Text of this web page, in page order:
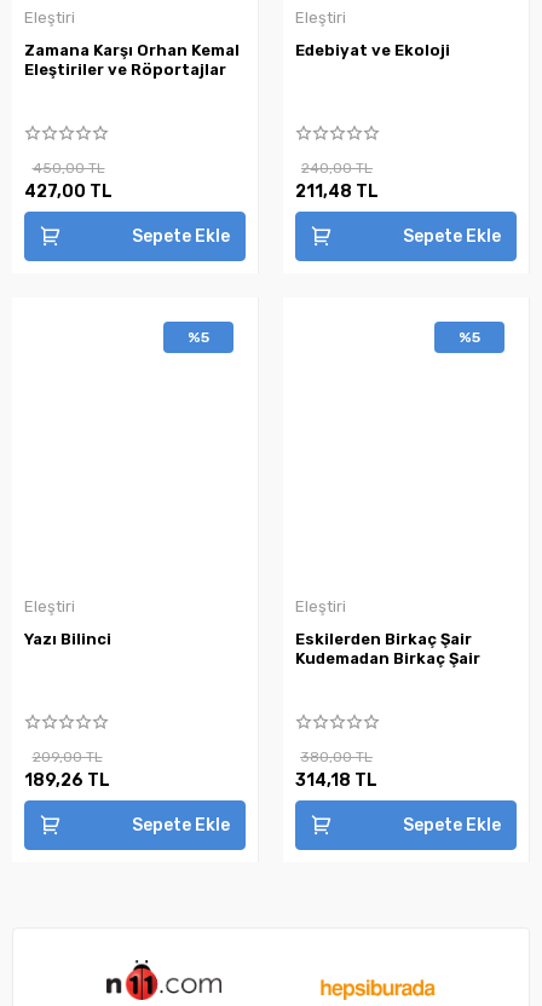
Eleştiri
Zamana Karşı Orhan Kemal
Eleştiriler ve Röportajlar
450,00 TL
427,00 TL
Sepete Ekle
Eleştiri
Edebiyat ve Ekoloji
240,00 TL
211,48 TL
Sepete Ekle
%5
Eleştiri
Yazı Bilinci
209,00 TL
189,26 TL
Sepete Ekle
%5
Eleştiri
Eskilerden Birkaç Şair
Kudemadan Birkaç Şair
380,00 TL
314,18 TL
Sepete Ekle